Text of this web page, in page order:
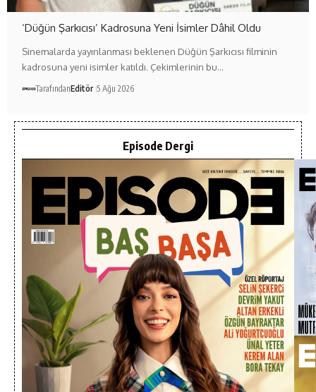
‘Düğün Şarkıcısı’ Kadrosuna Yeni İsimler Dâhil Oldu
Sinemalarda yayınlanması beklenen Düğün Şarkıcısı filminin
kadrosuna yeni isimler katıldı. Çekimlerinin bu…
TarafındanEditör 5 Ağu 2026
Episode Dergi